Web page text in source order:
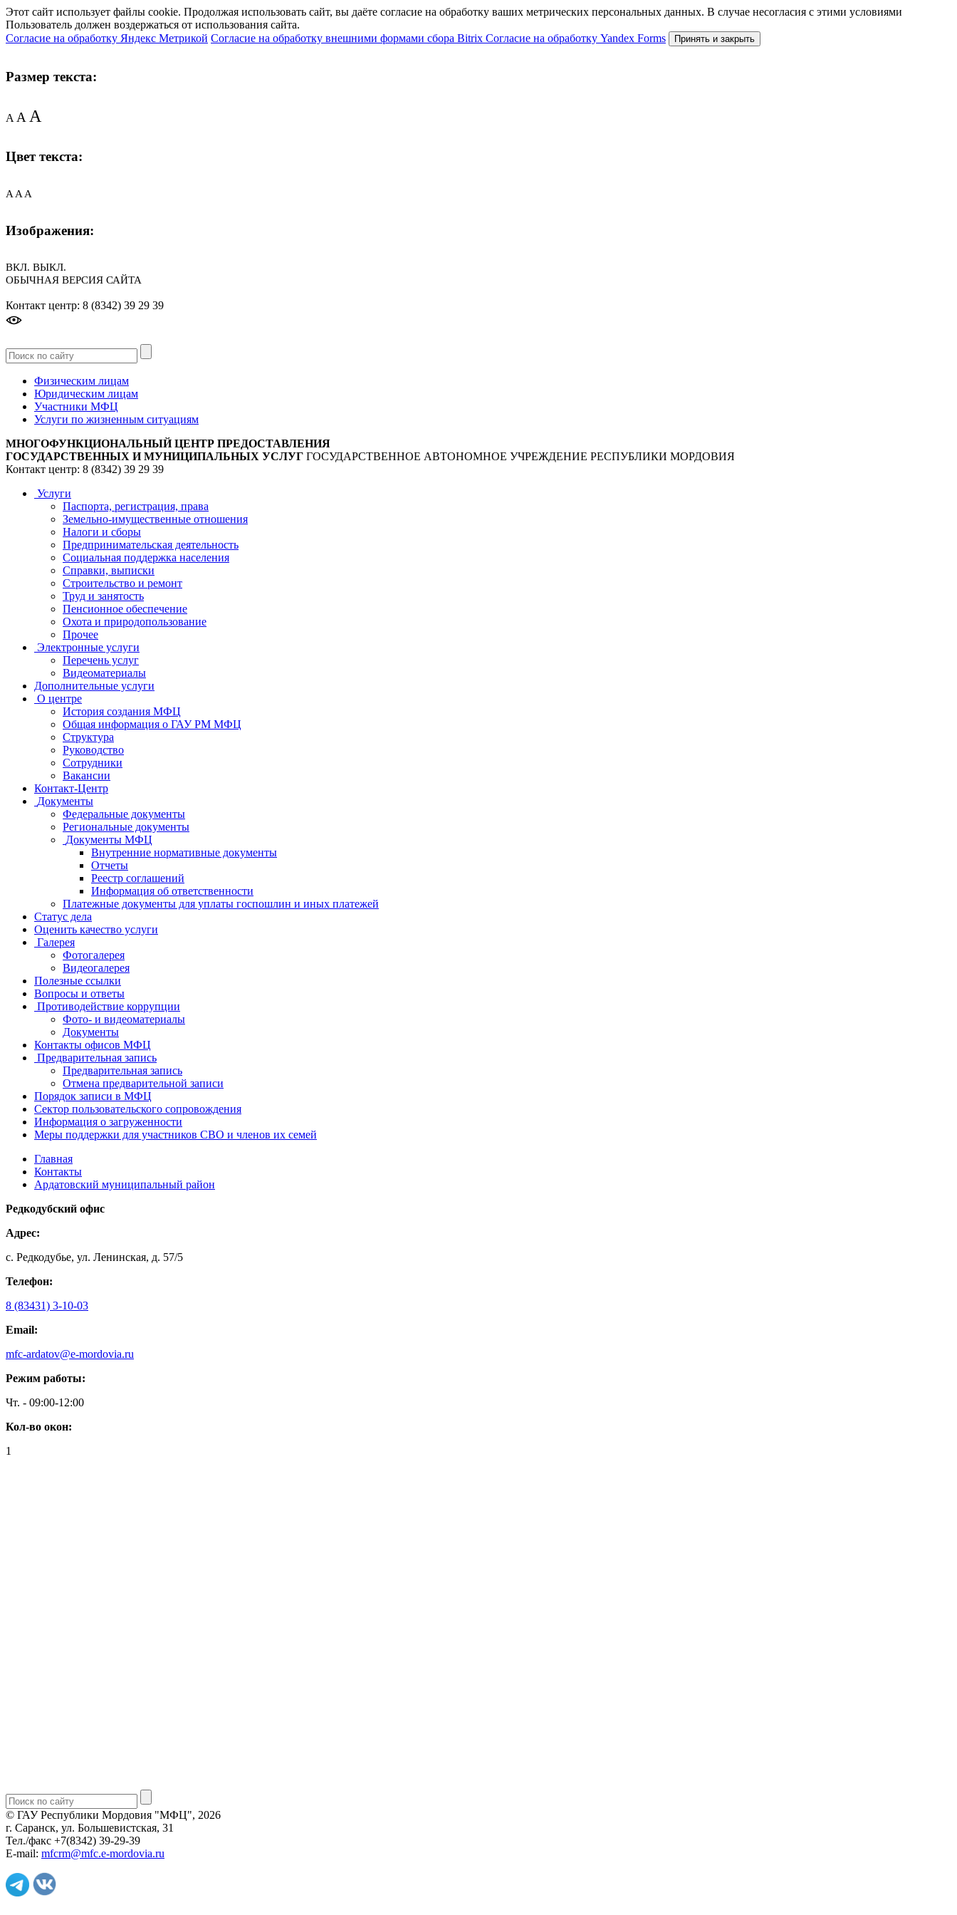
Этот сайт использует файлы cookie. Продолжая использовать сайт, вы даёте согласие на обработку ваших метрических персональных данных. В случае несогласия с этими условиями
Пользователь должен воздержаться от использования сайта.
Согласие на обработку Яндекс Метрикой Согласие на обработку внешними формами сбора Bitrix Согласие на обработку Yandex Forms Принять и закрыть
Размер текста:
AAA
Цвет текста:
A A A
Изображения:
ВКЛ. ВЫКЛ.
ОБЫЧНАЯ ВЕРСИЯ САЙТА
Контакт центр: 8 (8342) 39 29 39
Физическим лицам
Юридическим лицам
Участники МФЦ
Услуги по жизненным ситуациям
МНОГОФУНКЦИОНАЛЬНЫЙ ЦЕНТР ПРЕДОСТАВЛЕНИЯ
ГОСУДАРСТВЕННЫХ И МУНИЦИПАЛЬНЫХ УСЛУГ ГОСУДАРСТВЕННОЕ АВТОНОМНОЕ УЧРЕЖДЕНИЕ РЕСПУБЛИКИ МОРДОВИЯ
Контакт центр: 8 (8342) 39 29 39
Услуги
Паспорта, регистрация, права
Земельно-имущественные отношения
Налоги и сборы
Предпринимательская деятельность
Социальная поддержка населения
Справки, выписки
Строительство и ремонт
Труд и занятость
Пенсионное обеспечение
Охота и природопользование
Прочее
Электронные услуги
Перечень услуг
Видеоматериалы
Дополнительные услуги
О центре
История создания МФЦ
Общая информация о ГАУ РМ МФЦ
Структура
Руководство
Сотрудники
Вакансии
Контакт-Центр
Документы
Федеральные документы
Региональные документы
Документы МФЦ
Внутренние нормативные документы
Отчеты
Реестр соглашений
Информация об ответственности
Платежные документы для уплаты госпошлин и иных платежей
Статус дела
Оценить качество услуги
Галерея
Фотогалерея
Видеогалерея
Полезные ссылки
Вопросы и ответы
Противодействие коррупции
Фото- и видеоматериалы
Документы
Контакты офисов МФЦ
Предварительная запись
Предварительная запись
Отмена предварительной записи
Порядок записи в МФЦ
Сектор пользовательского сопровождения
Информация о загруженности
Меры поддержки для участников СВО и членов их семей
Главная
Контакты
Ардатовский муниципальный район
Редкодубский офис
Адрес:
с. Редкодубье, ул. Ленинская, д. 57/5
Телефон:
8 (83431) 3-10-03
Email:
mfc-ardatov@e-mordovia.ru
Режим работы:
Чт. - 09:00-12:00
Кол-во окон:
1
© ГАУ Республики Мордовия "МФЦ", 2026
г. Саранск, ул. Большевистская, 31
Тел./факс +7(8342) 39-29-39
E-mail: mfcrm@mfc.e-mordovia.ru